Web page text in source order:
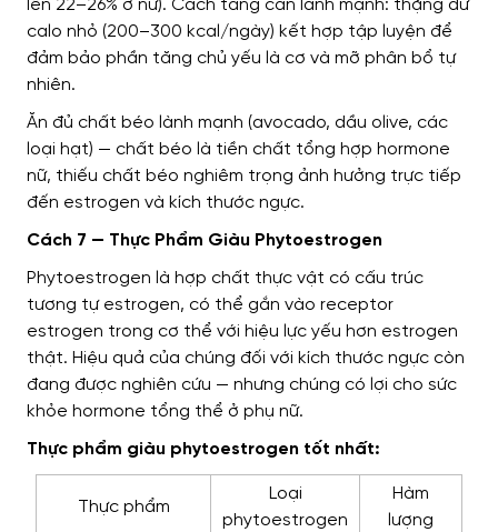
lên 22–26% ở nữ). Cách tăng cân lành mạnh: thặng dư
calo nhỏ (200–300 kcal/ngày) kết hợp tập luyện để
đảm bảo phần tăng chủ yếu là cơ và mỡ phân bổ tự
nhiên.
Ăn đủ chất béo lành mạnh (avocado, dầu olive, các
loại hạt) — chất béo là tiền chất tổng hợp hormone
nữ, thiếu chất béo nghiêm trọng ảnh hưởng trực tiếp
đến estrogen và kích thước ngực.
Cách 7 — Thực Phẩm Giàu Phytoestrogen
Phytoestrogen là hợp chất thực vật có cấu trúc
tương tự estrogen, có thể gắn vào receptor
estrogen trong cơ thể với hiệu lực yếu hơn estrogen
thật. Hiệu quả của chúng đối với kích thước ngực còn
đang được nghiên cứu — nhưng chúng có lợi cho sức
khỏe hormone tổng thể ở phụ nữ.
Thực phẩm giàu phytoestrogen tốt nhất:
Thực phẩm
Loại
phytoestrogen
Hàm
lượng